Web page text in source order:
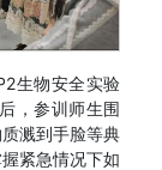
生物安全实验
，参训师生围
溅到手脸等典
紧急情况下如